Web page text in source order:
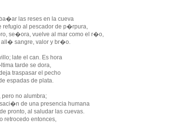
las reses en la cueva
refugio al pescador de p�rpura,
se�ora, vuelve al mar como el r�o,
all� sangre, valor y br�o.
late el can. Es hora
tarde se dora,
traspasar el pecho
espadas de plata.
pero no alumbra;
de una presencia humana
pronto, al saludar las cuevas.
retrocedo entonces,